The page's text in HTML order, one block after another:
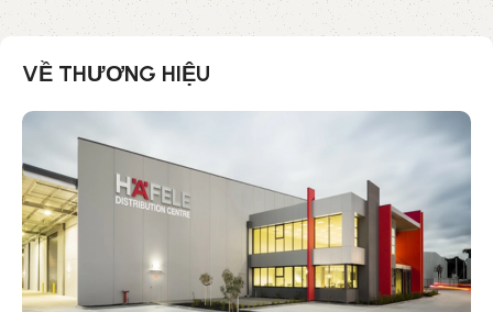
VỀ THƯƠNG HIỆU